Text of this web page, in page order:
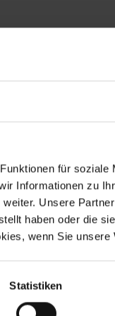
für soziale
Informationen zu
Unsere
haben oder die
wenn Sie
Statistiken